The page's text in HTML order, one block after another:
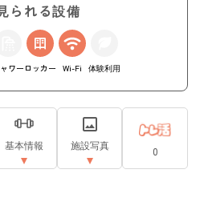
られる設備
ワー ロッカー Wi-Fi 体験利用
基本情報 施設写真 0